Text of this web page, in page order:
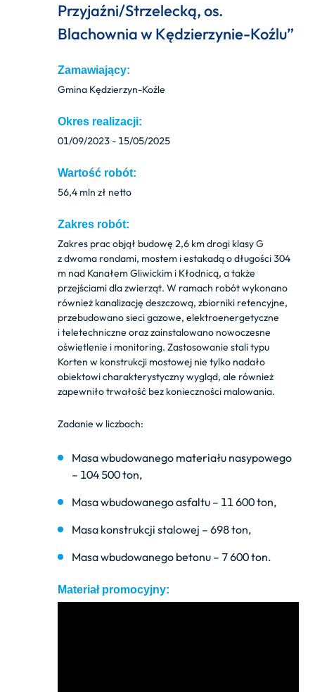
Przyjaźni/Strzelecką, os.
Blachownia w Kędzierzynie-Koźlu”
Zamawiający:
Gmina Kędzierzyn-Koźle
Okres realizacji:
01/09/2023 - 15/05/2025
Wartość robót:
56,4 mln zł netto
Zakres robót:
Zakres prac objął budowę 2,6 km drogi klasy G
z dwoma rondami, mostem i estakadą o długości 304
m nad Kanałem Gliwickim i Kłodnicą, a także
przejściami dla zwierząt. W ramach robót wykonano
również kanalizację deszczową, zbiorniki retencyjne,
przebudowano sieci gazowe, elektroenergetyczne
i teletechniczne oraz zainstalowano nowoczesne
oświetlenie i monitoring. Zastosowanie stali typu
Korten w konstrukcji mostowej nie tylko nadało
obiektowi charakterystyczny wygląd, ale również
zapewniło trwałość bez konieczności malowania.
Zadanie w liczbach:
Masa wbudowanego materiału nasypowego
– 104 500 ton,
Masa wbudowanego asfaltu – 11 600 ton,
Masa konstrukcji stalowej – 698 ton,
Masa wbudowanego betonu – 7 600 ton.
Materiał promocyjny: